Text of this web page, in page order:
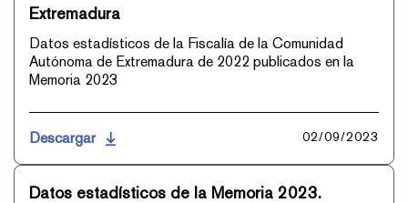
Extremadura
Datos estadísticos de la Fiscalía de la Comunidad
Autónoma de Extremadura de 2022 publicados en la
Memoria 2023
Descargar 02/09/2023
Datos estadísticos de la Memoria 2023.